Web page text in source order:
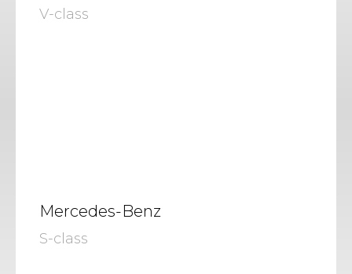
V-class
Mercedes-Benz
S-class